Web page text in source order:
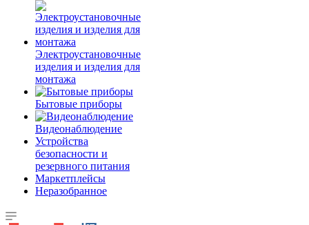
Электроустановочные
изделия и изделия для
монтажа
Бытовые приборы
Видеонаблюдение
Устройства
безопасности и
резервного питания
Маркетплейсы
Неразобранное